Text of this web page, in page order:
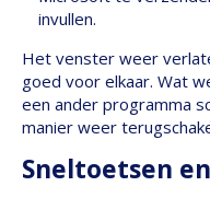
invullen.
Het venster weer
goed voor elkaar. Wat
een ander programma
manier weer
Sneltoetsen